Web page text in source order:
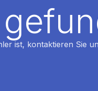
ist, kontaktieren Sie